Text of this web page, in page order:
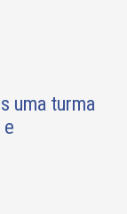
uma turma